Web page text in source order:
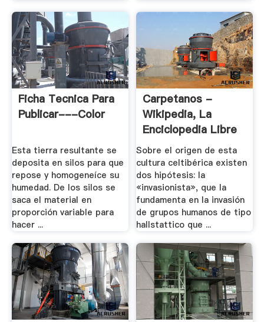
Ficha Tecnica Para
Publicar---Color
Esta tierra resultante se
deposita en silos para que
repose y homogeneíce su
humedad. De los silos se
saca el material en
proporción variable para
hacer ...
Carpetanos -
Wikipedia, La
Enciclopedia Libre
Sobre el origen de esta
cultura celtibérica existen
dos hipótesis: la
«invasionista», que la
fundamenta en la invasión
de grupos humanos de tipo
hallstattico que ...